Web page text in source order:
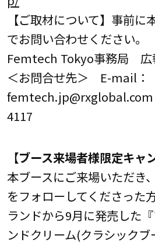
【ご取材について】事前に
でお問い合わせください。
Femtech Tokyo事務局 広
＜お問合せ先＞ E-mail：
4117
【ブース来場者様限定キャ
本ブースにご来場いただき
をフォローしてくださった
ランドから9月に発売した
ンドクリーム(クラシック